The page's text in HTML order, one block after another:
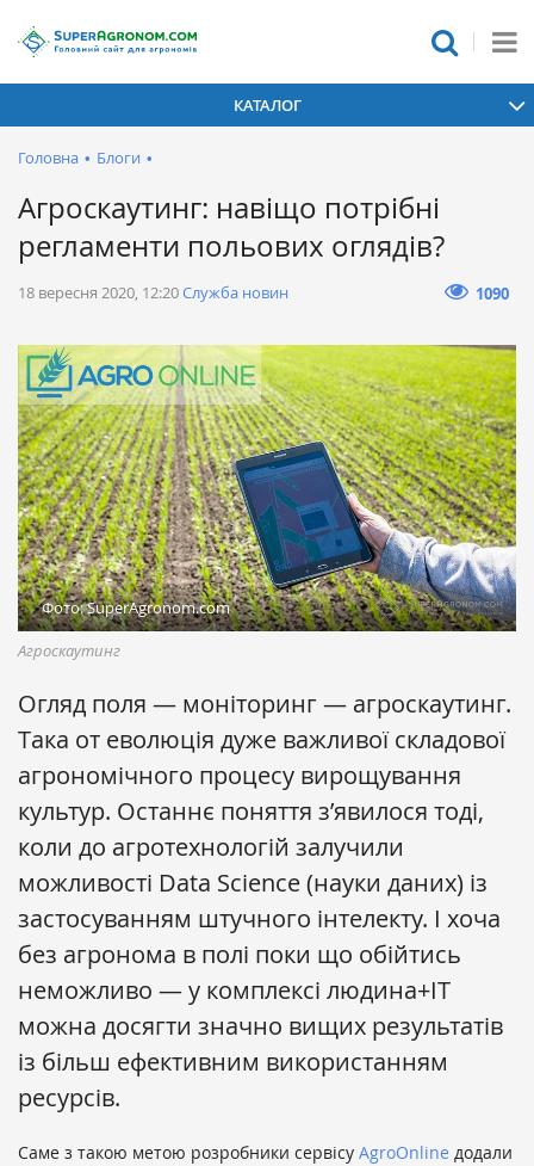
КАТАЛОГ
Головна • Блоги •
Агроскаутинг: навіщо потрібні
регламенти польових оглядів?
18 вересня 2020, 12:20Служба новин 1090
Фото: SuperAgronom.com
Агроскаутинг
Огляд поля — моніторинг — агроскаутинг.
Така от еволюція дуже важливої складової
агрономічного процесу вирощування
культур. Останнє поняття з’явилося тоді,
коли до агротехнологій залучили
можливості Data Science (науки даних) із
застосуванням штучного інтелекту. І хоча
без агронома в полі поки що обійтись
неможливо — у комплексі людина+ІТ
можна досягти значно вищих результатів
із більш ефективним використанням
ресурсів.
Саме з такою метою розробники сервісу AgroOnline додали